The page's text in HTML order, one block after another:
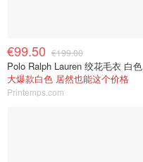
€99.50 €199.00
Polo Ralph Lauren 绞花毛衣 白色
大爆款白色 居然也能这个价格
Printemps.com